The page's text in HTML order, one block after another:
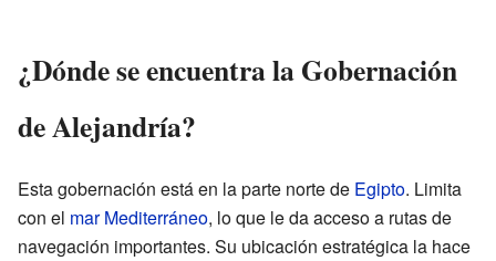
¿Dónde se encuentra la Gobernación
de Alejandría?
Esta gobernación está en la parte norte de Egipto. Limita
con el mar Mediterráneo, lo que le da acceso a rutas de
navegación importantes. Su ubicación estratégica la hace